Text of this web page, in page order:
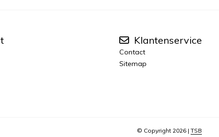
Klantenservice
Contact
Sitemap
© Copyright 2026 | TSB